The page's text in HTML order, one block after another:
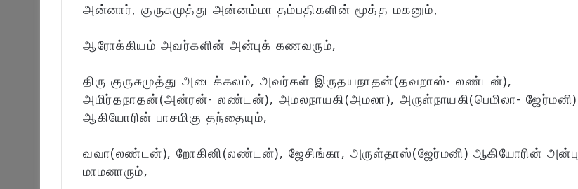
அன்னார், குருசுமுத்து அன்னம்மா தம்பதிகளின் மூத்த மகனும்,
ஆரோக்கியம் அவர்களின் அன்புக் கணவரும்,
திரு குருசுமுத்து அடைக்கலம், அவர்கள் இருதயநாதன்(தவறாஸ்- லண்டன்),
அமிர்தநாதன்(அன்ரன்- லண்டன்), அமலநாயகி(அமலா), அருள்நாயகி(பெமிலா- ஜேர்மனி)
ஆகியோரின் பாசமிகு தந்தையும்,
வவா(லண்டன்), றோகினி(லண்டன்), ஜேசிங்கா, அருள்தாஸ்(ஜேர்மனி) ஆகியோரின் அன்பு
மாமனாரும்,